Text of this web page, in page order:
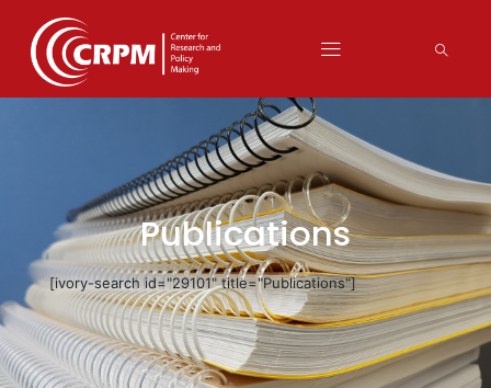
Publications
[ivory-search id="29101" title="Publications"]